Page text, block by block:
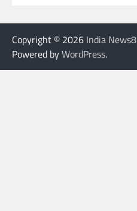
Copyright © 2026 India News8
Powered byWordPress.